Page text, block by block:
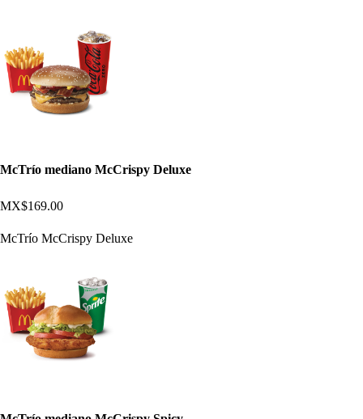
McTrío mediano McCrispy Deluxe
MX$169.00
McTrío McCrispy Deluxe